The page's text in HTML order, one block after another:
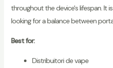
throughout the device's lifespan. It
looking for a balance between
Best for:
Distribuitori de vape